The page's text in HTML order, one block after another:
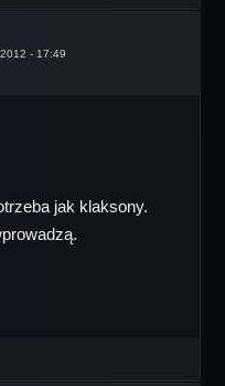
- 17:49
jak klaksony.